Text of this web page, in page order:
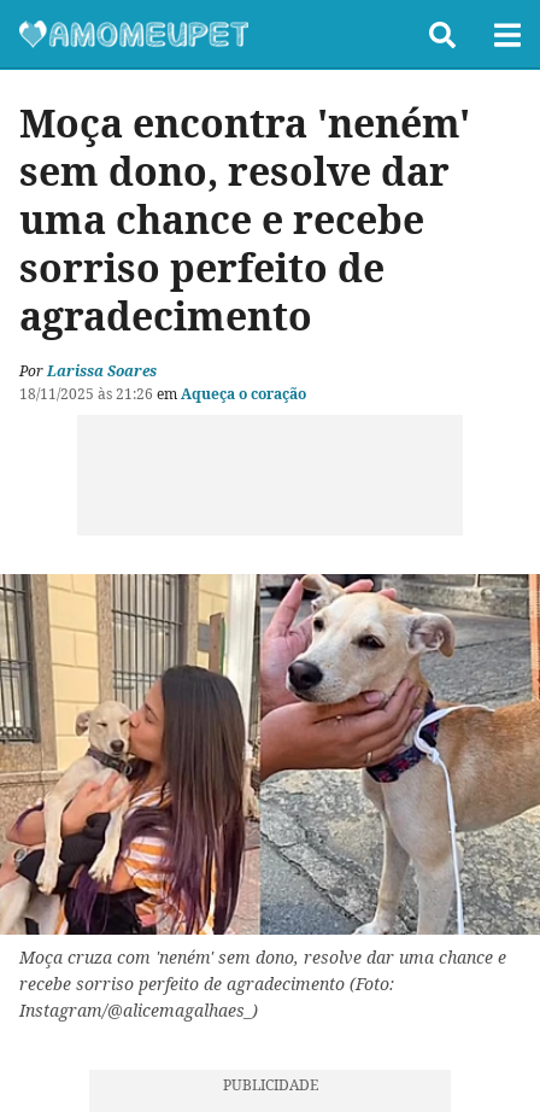
Moça encontra 'neném'
sem dono, resolve dar
uma chance e recebe
sorriso perfeito de
agradecimento
PorLarissa Soares
18/11/2025 às 21:26 emAqueça o coração
Moça cruza com 'neném' sem dono, resolve dar uma chance e
recebe sorriso perfeito de agradecimento (Foto:
Instagram/@alicemagalhaes_)